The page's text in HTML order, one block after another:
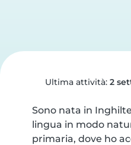
Ultima attività: 2
Sono nata in
lingua in modo
primaria, dove ho